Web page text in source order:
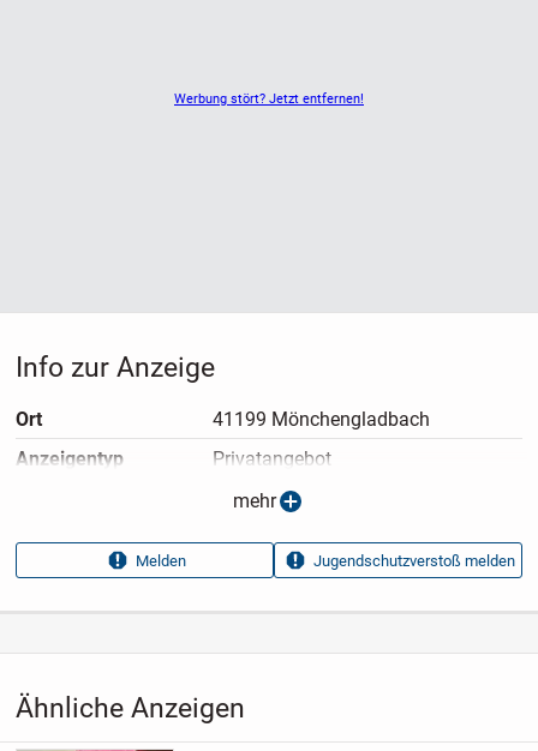
Werbung stört? Jetzt entfernen!
Ähnliche Anzeigen
Info zur Anzeige
Ort
41199 Mönchengladbach
Anzeigen­typ
Privatangebot
05.07.2026
Anzeigen­kennung
5dc5facf
Aufrufe dieser
22
Unterhaltungselektronik›TV›
mehr
Melden Jugendschutzverstoß melden